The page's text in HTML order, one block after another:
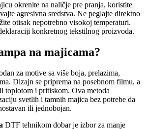
okrenite na naličje pre pranja, koristite
agresivna sredstva. Ne peglajte direktno
otisak nepotrebno visokoj temperaturi.
konkretnog tekstilnog proizvoda.
na majicama?
za motive sa više boja, prelazima,
Dizajn se priprema na posebnom filmu, a
toplotom i pritiskom. Ova metoda
svetlih i tamnih majica bez potrebe da
ili jednobojan.
DTF tehnikom dobar je izbor za manje